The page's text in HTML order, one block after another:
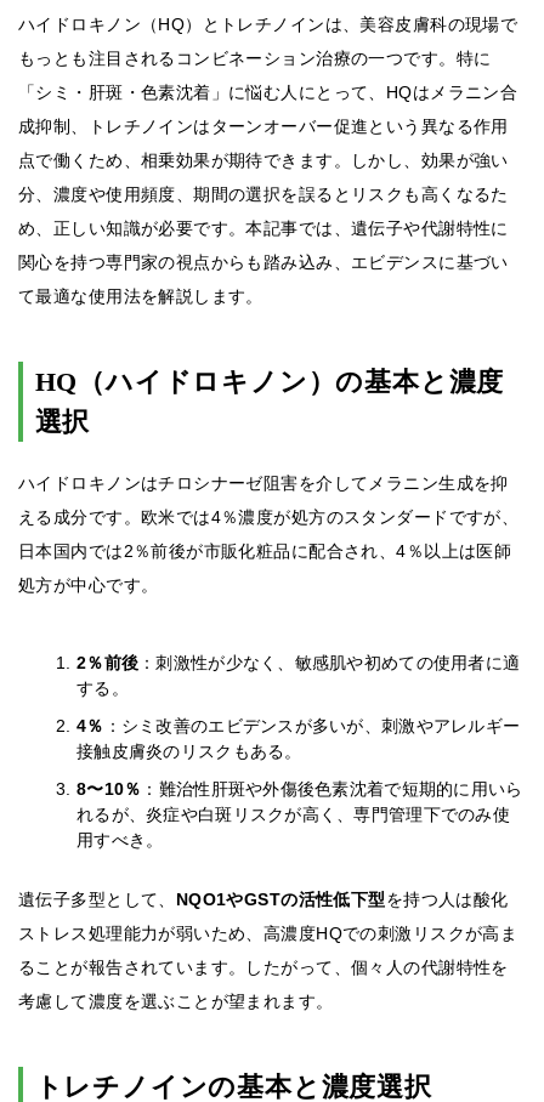
ハイドロキノン（HQ）とトレチノインは、美容皮膚科の現場で
もっとも注目されるコンビネーション治療の一つです。特に
「シミ・肝斑・色素沈着」に悩む人にとって、HQはメラニン合
成抑制、トレチノインはターンオーバー促進という異なる作用
点で働くため、相乗効果が期待できます。しかし、効果が強い
分、濃度や使用頻度、期間の選択を誤るとリスクも高くなるた
め、正しい知識が必要です。本記事では、遺伝子や代謝特性に
関心を持つ専門家の視点からも踏み込み、エビデンスに基づい
て最適な使用法を解説します。
HQ（ハイドロキノン）の基本と濃度
選択
ハイドロキノンはチロシナーゼ阻害を介してメラニン生成を抑
える成分です。欧米では4％濃度が処方のスタンダードですが、
日本国内では2％前後が市販化粧品に配合され、4％以上は医師
処方が中心です。
2％前後 ：刺激性が少なく、敏感肌や初めての使用者に適
する。
4％ ：シミ改善のエビデンスが多いが、刺激やアレルギー
接触皮膚炎のリスクもある。
8〜10％ ：難治性肝斑や外傷後色素沈着で短期的に用いら
れるが、炎症や白斑リスクが高く、専門管理下でのみ使
用すべき。
遺伝子多型として、 NQO1やGSTの活性低下型を持つ人は酸化
ストレス処理能力が弱いため、高濃度HQでの刺激リスクが高ま
ることが報告されています。したがって、個々人の代謝特性を
考慮して濃度を選ぶことが望まれます。
トレチノインの基本と濃度選択